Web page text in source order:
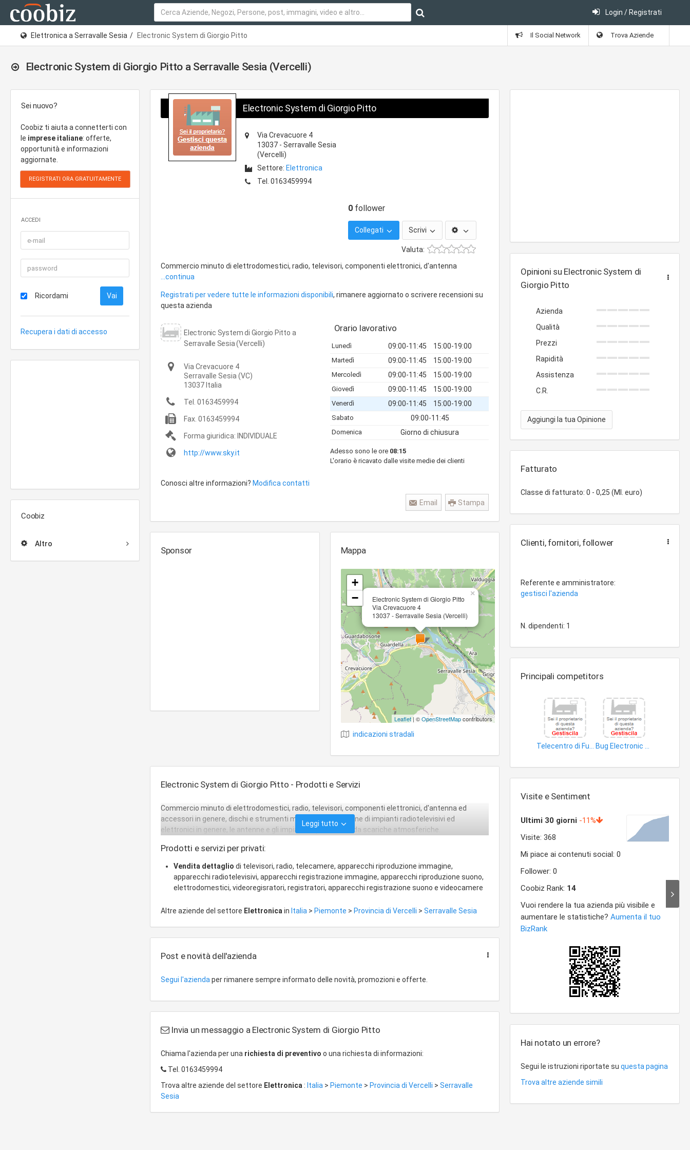
Login / Registrati
Elettronica a Serravalle Sesia Electronic System di Giorgio Pitto Il Social Network Trova Aziende
Electronic System di Giorgio Pitto a Serravalle Sesia (Vercelli)
Sei nuovo?
Coobiz ti aiuta a connetterti con
le imprese italiane: offerte,
opportunità e informazioni
aggiornate.
ACCEDI
Ricordami
Recupera i dati di accesso
Coobiz
Altro
Electronic System di Giorgio Pitto
Via Crevacuore 4
13037 - Serravalle Sesia
(Vercelli)
Settore: Elettronica
Tel. 0163459994
0 follower
Collegati Scrivi
Valuta:
Commercio minuto di elettrodomestici, radio, televisori, componenti elettronici, d'antenna
...continua
Registrati per vedere tutte le informazioni disponibili, rimanere aggiornato o scrivere recensioni su
questa azienda
Electronic System di Giorgio Pitto a
Serravalle Sesia (Vercelli)
Via Crevacuore 4
Serravalle Sesia (VC)
13037 Italia
Tel. 0163459994
Fax. 0163459994
Forma giuridica: INDIVIDUALE
http://www.sky.it
Orario lavorativo
Lunedì 09:00-11:45 15:00-19:00
Martedì 09:00-11:45 15:00-19:00
Mercoledì 09:00-11:45 15:00-19:00
Giovedì 09:00-11:45 15:00-19:00
Venerdì 09:00-11:45 15:00-19:00
Sabato 09:00-11:45
Domenica Giorno di chiusura
Adesso sono le ore 08:15
L'orario è ricavato dalle visite medie dei clienti
Conosci altre informazioni? Modifica contatti
Stampa
Email
Sponsor Mappa
Electronic System di Giorgio Pitto
Via Crevacuore 4
13037 - Serravalle Sesia (Vercelli)
×
+
−
Leaflet| ©OpenStreetMapcontributors
indicazioni stradali
Electronic System di Giorgio Pitto - Prodotti e Servizi
Commercio minuto di elettrodomestici, radio, televisori, componenti elettronici, d'antenna ed
accessori in genere, dischi e strumenti musicali. Installazione di impianti radiotelevisivi ed
elettronici in genere, le antenne e gli impianti di protezione da scariche atmosferiche.
Leggi tutto
Prodotti e servizi per privati:
Vendita dettaglio di televisori, radio, telecamere, apparecchi riproduzione immagine,
apparecchi radiotelevisivi, apparecchi registrazione immagine, apparecchi riproduzione suono,
elettrodomestici, videoregisratori, registratori, apparecchi registrazione suono e videocamere
Altre aziende del settore Elettronica in Italia > Piemonte > Provincia di Vercelli > Serravalle Sesia
Post e novità dell'azienda
Segui l'azienda per rimanere sempre informato delle novità, promozioni e offerte.
Invia un messaggio a Electronic System di Giorgio Pitto
Chiama l'azienda per una richiesta di preventivo o una richiesta di informazioni:
Tel. 0163459994
Trova altre aziende del settore Elettronica : Italia > Piemonte > Provincia di Vercelli > Serravalle
Sesia
Opinioni su Electronic System di
Giorgio Pitto
Azienda
Qualità
Prezzi
Rapidità
Assistenza
C.R.
Aggiungi la tua Opinione
Fatturato
Classe di fatturato: 0 - 0,25 (Ml. euro)
Clienti, fornitori, follower
Referente e amministratore:
gestisci l'azienda
N. dipendenti: 1
Principali competitors
Visite e Sentiment
Hai notato un errore?
Segui le istruzioni riportate suquesta pagina
Trova altre aziende simili